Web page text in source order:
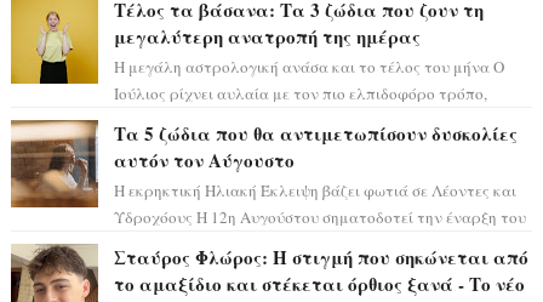
Τέλος τα βάσανα: Τα 3 ζώδια που ζουν τη
μεγαλύτερη ανατροπή της ημέρας
Η μεγάλη αστρολογική ανάσα και το τέλος του μήνα Ο
Ιούλιος ρίχνει αυλαία με τον πιο ελπιδοφόρο τρόπο,
Τα 5 ζώδια που θα αντιμετωπίσουν δυσκολίες
αυτόν τον Αύγουστο
Η εκρηκτική Ηλιακή Έκλειψη βάζει φωτιά σε Λέοντες και
Υδροχόους Η 12η Αυγούστου σηματοδοτεί την έναρξη του
Σταύρος Φλώρος: Η στιγμή που σηκώνεται από
το αμαξίδιο και στέκεται όρθιος ξανά - Το νέο